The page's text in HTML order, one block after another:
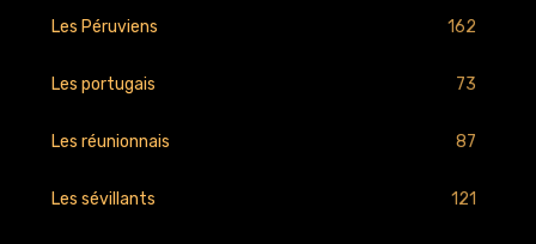
Les Péruviens 162
Les portugais 73
Les réunionnais 87
Les sévillants 121